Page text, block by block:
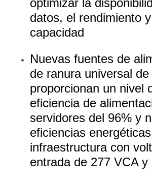
datos, el rendimiento
capacidad
Nuevas fuentes de
de ranura universal
proporcionan un nivel
eficiencia de
servidores del 96% y
eficiencias
infraestructura con
entrada de 277 VCA y